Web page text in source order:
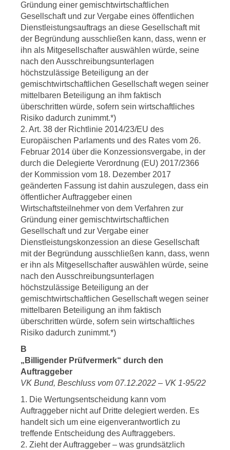
Gründung einer gemischtwirtschaftlichen
Gesellschaft und zur Vergabe eines öffentlichen
Dienstleistungsauftrags an diese Gesellschaft mit
der Begründung ausschließen kann, dass, wenn er
ihn als Mitgesellschafter auswählen würde, seine
nach den Ausschreibungsunterlagen
höchstzulässige Beteiligung an der
gemischtwirtschaftlichen Gesellschaft wegen seiner
mittelbaren Beteiligung an ihm faktisch
überschritten würde, sofern sein wirtschaftliches
Risiko dadurch zunimmt.*)
2. Art. 38 der Richtlinie 2014/23/EU des
Europäischen Parlaments und des Rates vom 26.
Februar 2014 über die Konzessionsvergabe, in der
durch die Delegierte Verordnung (EU) 2017/2366
der Kommission vom 18. Dezember 2017
geänderten Fassung ist dahin auszulegen, dass ein
öffentlicher Auftraggeber einen
Wirtschaftsteilnehmer von dem Verfahren zur
Gründung einer gemischtwirtschaftlichen
Gesellschaft und zur Vergabe einer
Dienstleistungskonzession an diese Gesellschaft
mit der Begründung ausschließen kann, dass, wenn
er ihn als Mitgesellschafter auswählen würde, seine
nach den Ausschreibungsunterlagen
höchstzulässige Beteiligung an der
gemischtwirtschaftlichen Gesellschaft wegen seiner
mittelbaren Beteiligung an ihm faktisch
überschritten würde, sofern sein wirtschaftliches
Risiko dadurch zunimmt.*)
B
„Billigender Prüfvermerk“ durch den
Auftraggeber
VK Bund, Beschluss vom 07.12.2022 – VK 1-95/22
1. Die Wertungsentscheidung kann vom
Auftraggeber nicht auf Dritte delegiert werden. Es
handelt sich um eine eigenverantwortlich zu
treffende Entscheidung des Auftraggebers.
2. Zieht der Auftraggeber – was grundsätzlich